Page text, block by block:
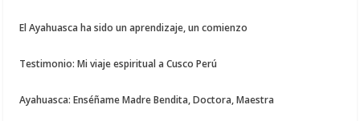
El Ayahuasca ha sido un aprendizaje, un comienzo
Testimonio: Mi viaje espiritual a Cusco Perú
Ayahuasca: Enséñame Madre Bendita, Doctora, Maestra